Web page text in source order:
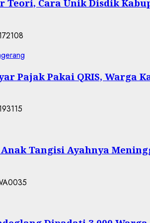
Teori, Cara Unik Disdik
Pajak Pakai QRIS, Warga
Tangisi Ayahnya